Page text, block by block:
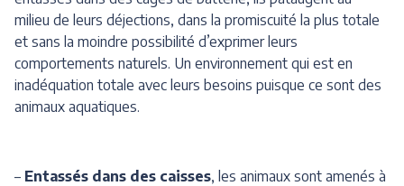
milieu de leurs déjections, dans la promiscuité la plus totale
et sans la moindre possibilité d’exprimer leurs
comportements naturels. Un environnement qui est en
inadéquation totale avec leurs besoins puisque ce sont des
animaux aquatiques.
– Entassés dans des caisses, les animaux sont amenés à